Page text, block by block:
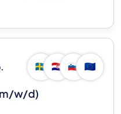
🇸🇪 🇭🇷 🇸🇮 🇪🇺
w/d)